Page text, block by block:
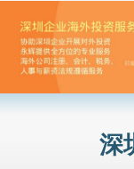
深